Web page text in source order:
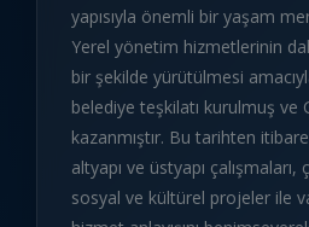
yapısıyla önemli bir yaşam
Yerel yönetim hizmetlerinin
bir şekilde yürütülmesi
belediye teşkilatı kurulmuş ve
kazanmıştır. Bu tarihten
altyapı ve üstyapı
sosyal ve kültürel projeler ile